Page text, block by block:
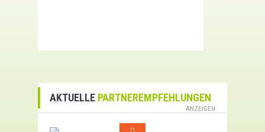
AKTUELLE PARTNEREMPFEHLUNGEN
ANZEIGEN